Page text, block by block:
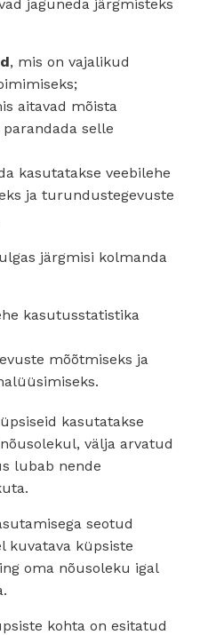
jaguneda järgmisteks
, mis on vajalikud
aitavad mõista
selle
kasutatakse veebilehe
ja turundustegevuste
järgmisi kolmanda
kasutusstatistika
mõõtmiseks ja
kasutatakse
välja arvatud
lubab nende
seotud
kuvatava küpsiste
oma nõusoleku igal
kohta on esitatud